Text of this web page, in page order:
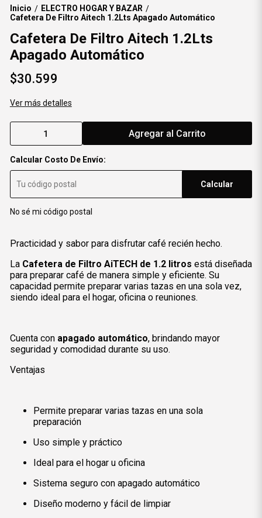
Inicio / ELECTRO HOGAR Y BAZAR /
Cafetera De Filtro Aitech 1.2Lts Apagado Automático
Cafetera De Filtro Aitech 1.2Lts
Apagado Automático
$30.599
Ver más detalles
Agregar al Carrito
Calcular Costo De Envío:
Calcular
No sé mi código postal
Practicidad y sabor para disfrutar café recién hecho.
La Cafetera de Filtro AiTECH de 1.2 litros está diseñada
para preparar café de manera simple y eficiente. Su
capacidad permite preparar varias tazas en una sola vez,
siendo ideal para el hogar, oficina o reuniones.
Cuenta con apagado automático, brindando mayor
seguridad y comodidad durante su uso.
Ventajas
Permite preparar varias tazas en una sola
preparación
Uso simple y práctico
Ideal para el hogar u oficina
Sistema seguro con apagado automático
Diseño moderno y fácil de limpiar